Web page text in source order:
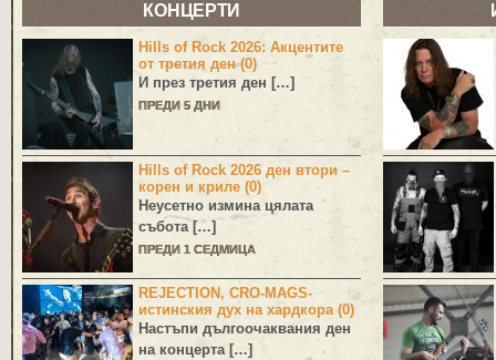
КОНЦЕРТИ
Hills of Rock 2026: Акцентите
от третия ден (0)
И през третия ден […]
ПРЕДИ 5 ДНИ
Hills of Rock 2026 ден втори –
корен и криле (0)
Неусетно измина цялата
събота […]
ПРЕДИ 1 СЕДМИЦА
REJECTION, CRO-MAGS-
истинския дух на хардкора (0)
Настъпи дългоочаквания ден
на концерта […]